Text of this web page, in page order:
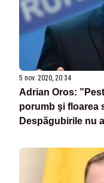
5 nov. 2020, 20:34
Adrian Oros:
porumb şi floarea
Despăgubirile nu